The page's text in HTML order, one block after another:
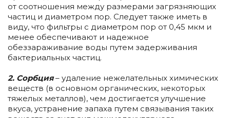
от соотношения между размерами загрязняющих
частиц и диаметром пор. Следует также иметь в
виду, что фильтры с диаметром пор от 0,45 мкм и
менее обеспечивают и надежное
обеззараживание воды путем задерживания
бактериальных частиц.
2. Сорбция– удаление нежелательных химических
веществ (в основном органических, некоторых
тяжелых металлов), чем достигается улучшение
вкуса, устранение запаха путем связывания таких